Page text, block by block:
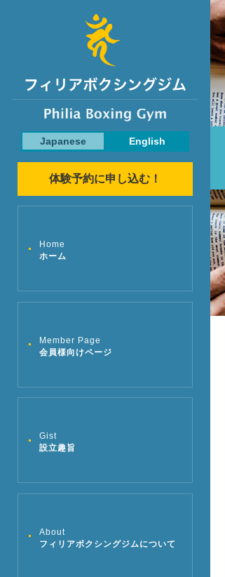
Japanese English
体験予約に申し込む！
Home
ホーム
Member Page
会員様向けページ
Gist
設立趣旨
About
フィリアボクシングジムについて